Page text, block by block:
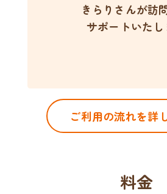
きらりさんが訪
サポートいた
ご利用の流れを詳
料金